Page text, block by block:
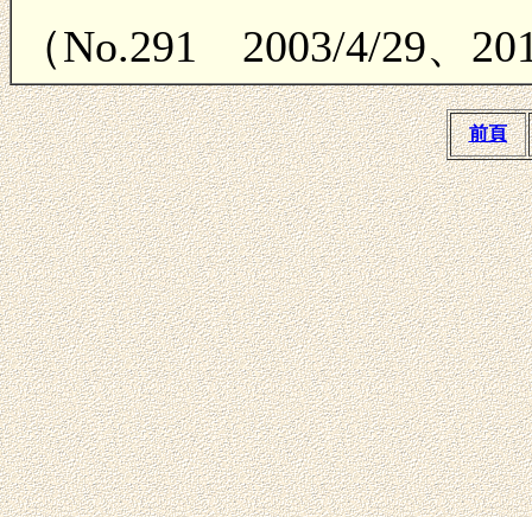
（No.291 2003/4/29、
前頁